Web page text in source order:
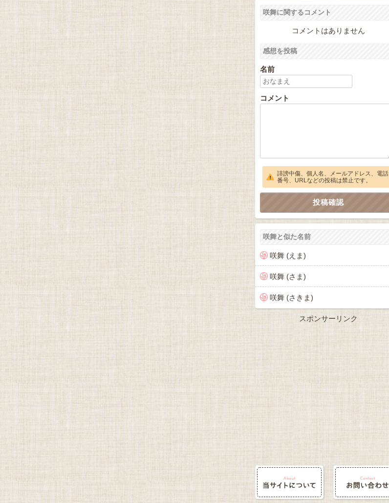
咲舞に関するコメント
コメントはありません
感想を投稿
名前
コメント
誹謗中傷、個人名、メールアドレス、電話
番号、URLなどの投稿は禁止です。
咲舞と似た名前
咲舞 (えま)
咲舞 (さま)
咲舞 (さきま)
スポンサーリンク